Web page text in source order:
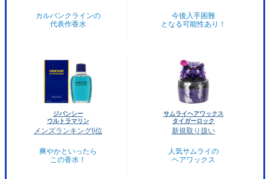
カルバンクラインの
代表作香水
今後入手困難
となる可能性あり！
ジバンシー
ウルトラマリン
メンズランキング6位
爽やかといったら
この香水！
サムライヘアワックス
タイガーロック
新規取り扱い
人気サムライの
ヘアワックス